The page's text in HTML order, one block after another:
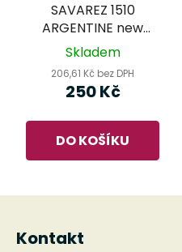
SAVAREZ 1510
ARGENTINE new
concept - struny na
Skladem
206,61 Kč bez DPH
250 Kč
DO KOŠÍKU
Kontakt